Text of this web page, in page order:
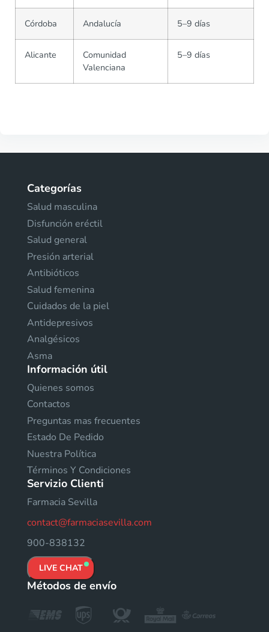
Córdoba Andalucía 5–9 días
Alicante
Comunidad
Valenciana
5–9 días
Categorías
Salud masculina
Disfunción eréctil
Salud general
Presión arterial
Antibióticos
Salud femenina
Cuidados de la piel
Antidepresivos
Analgésicos
Asma
Información útil
Quienes somos
Contactos
Preguntas mas frecuentes
Estado De Pedido
Nuestra Política
Términos Y Condiciones
Servizio Clienti
Farmacia Sevilla
contact@farmaciasevilla.com
900-838132
LIVE CHAT
Métodos de envío